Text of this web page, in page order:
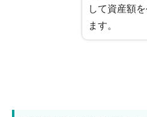
して資産額
ます。